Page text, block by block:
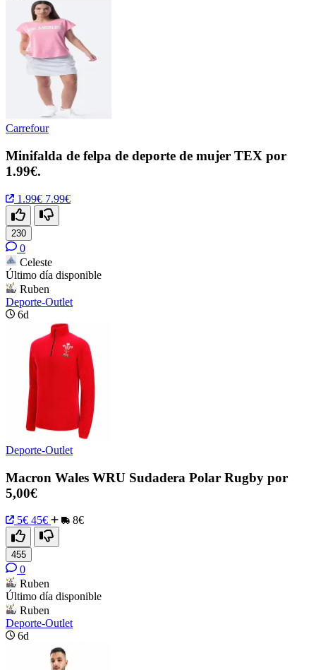
Carrefour
Minifalda de felpa de deporte de mujer TEX por
1.99€.
1.99€ 7.99€
230
0
Celeste
Último día disponible
Ruben
Deporte-Outlet
6d
Deporte-Outlet
Macron Wales WRU Sudadera Polar Rugby por
5,00€
5€ 45€ 8€
455
0
Ruben
Último día disponible
Ruben
Deporte-Outlet
6d